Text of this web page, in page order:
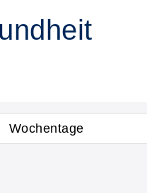
Wochentage